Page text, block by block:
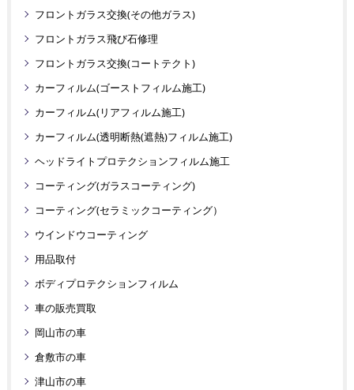
フロントガラス交換(その他ガラス)
フロントガラス飛び石修理
フロントガラス交換(コートテクト)
カーフィルム(ゴーストフィルム施工)
カーフィルム(リアフィルム施工)
カーフィルム(透明断熱(遮熱)フィルム施工)
ヘッドライトプロテクションフィルム施工
コーティング(ガラスコーティング)
コーティング(セラミックコーティング）
ウインドウコーティング
用品取付
ボディプロテクションフィルム
車の販売買取
岡山市の車
倉敷市の車
津山市の車